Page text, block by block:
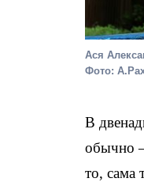
Ася
Фото:
В
обычно
то, сама